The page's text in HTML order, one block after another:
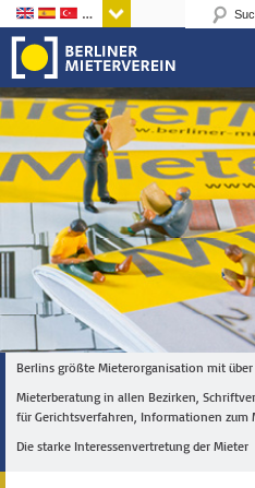
Sprachen
Berlins größte Mieterorganisation mit
Mieterberatung in allen Bezirken,
für Gerichtsverfahren, Informationen zum
Die starke Interessenvertretung der Mieter